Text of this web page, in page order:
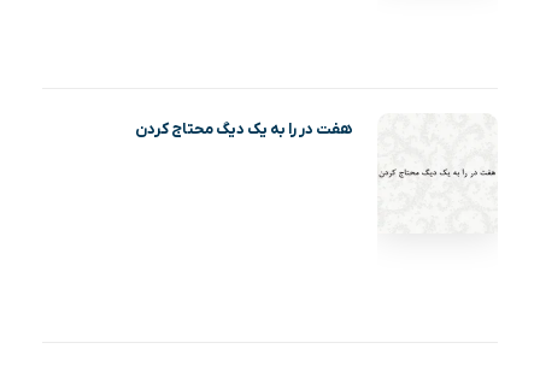
هفت در را به یک دیگ محتاج کردن